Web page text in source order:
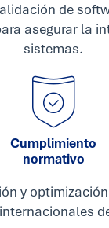
de
asegurar la
sistemas.
Cumplimiento
normativo
y optimización